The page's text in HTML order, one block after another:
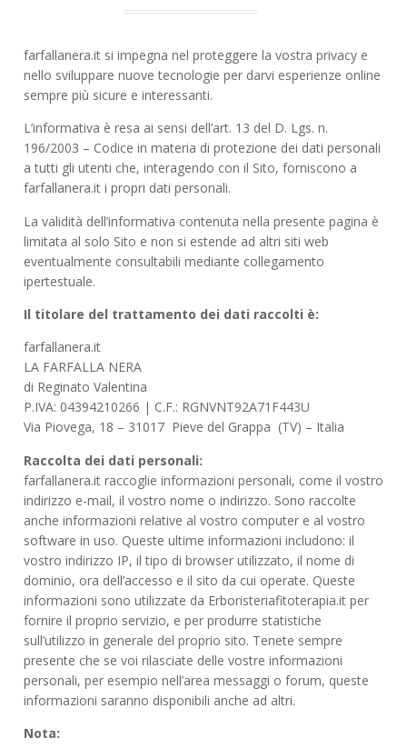
farfallanera.it si impegna nel proteggere la vostra privacy e
nello sviluppare nuove tecnologie per darvi esperienze online
sempre più sicure e interessanti.
L’informativa è resa ai sensi dell’art. 13 del D. Lgs. n.
196/2003 – Codice in materia di protezione dei dati personali
a tutti gli utenti che, interagendo con il Sito, forniscono a
farfallanera.it i propri dati personali.
La validità dell’informativa contenuta nella presente pagina è
limitata al solo Sito e non si estende ad altri siti web
eventualmente consultabili mediante collegamento
ipertestuale.
Il titolare del trattamento dei dati raccolti è:
farfallanera.it
LA FARFALLA NERA
di Reginato Valentina
P.IVA: 04394210266 | C.F.: RGNVNT92A71F443U
Via Piovega, 18 – 31017 Pieve del Grappa (TV) – Italia
Raccolta dei dati personali:
farfallanera.it raccoglie informazioni personali, come il vostro
indirizzo e-mail, il vostro nome o indirizzo. Sono raccolte
anche informazioni relative al vostro computer e al vostro
software in uso. Queste ultime informazioni includono: il
vostro indirizzo IP, il tipo di browser utilizzato, il nome di
dominio, ora dell’accesso e il sito da cui operate. Queste
informazioni sono utilizzate da Erboristeriafitoterapia.it per
fornire il proprio servizio, e per produrre statistiche
sull’utilizzo in generale del proprio sito. Tenete sempre
presente che se voi rilasciate delle vostre informazioni
personali, per esempio nell’area messaggi o forum, queste
informazioni saranno disponibili anche ad altri.
Nota: